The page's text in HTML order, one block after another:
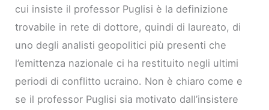
cui insiste il professor Puglisi è la definizione
trovabile in rete di dottore, quindi di laureato, di
uno degli analisti geopolitici più presenti che
l’emittenza nazionale ci ha restituito negli ultimi
periodi di conflitto ucraino. Non è chiaro come e
se il professor Puglisi sia motivato dall’insistere